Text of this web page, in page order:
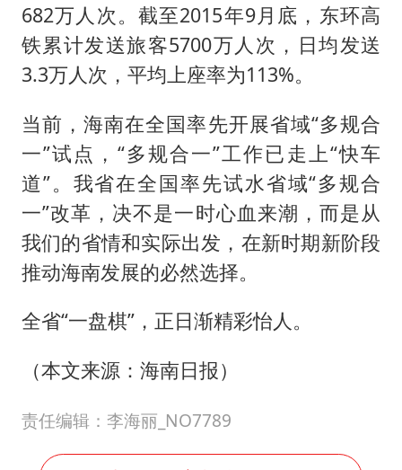
682万人次。截至2015年9月底，东环高
铁累计发送旅客5700万人次，日均发送
3.3万人次，平均上座率为113%。
当前，海南在全国率先开展省域“多规合
一”试点，“多规合一”工作已走上“快车
道”。我省在全国率先试水省域“多规合
一”改革，决不是一时心血来潮，而是从
我们的省情和实际出发，在新时期新阶段
推动海南发展的必然选择。
全省“一盘棋”，正日渐精彩怡人。
（本文来源：海南日报）
责任编辑：李海丽_NO7789